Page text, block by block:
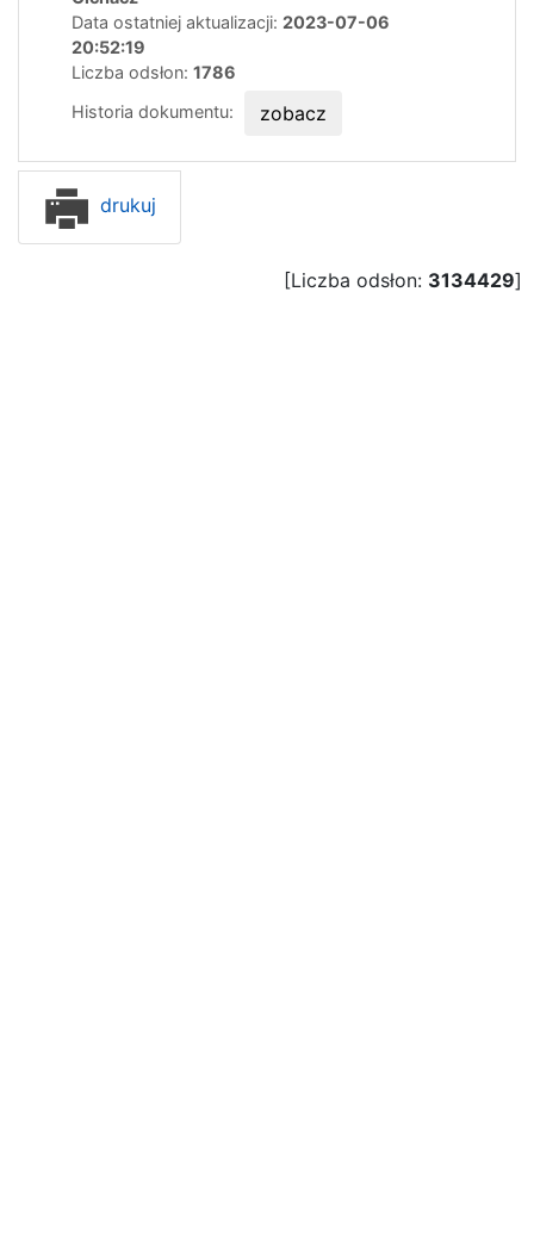
Data ostatniej aktualizacji: 2023-07-06
20:52:19
Liczba odsłon: 1786
Historia dokumentu:
zobacz
drukuj
[Liczba odsłon: 3134429]